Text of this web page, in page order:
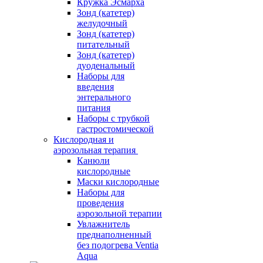
Кружка Эсмарха
Зонд (катетер)
желудочный
Зонд (катетер)
питательный
Зонд (катетер)
дуоденальный
Наборы для
введения
энтерального
питания
Наборы с трубкой
гастростомической
Кислородная и
аэрозольная терапия
Канюли
кислородные
Маски кислородные
Наборы для
проведения
аэрозольной терапии
Увлажнитель
преднаполненный
без подогрева Ventia
Aqua